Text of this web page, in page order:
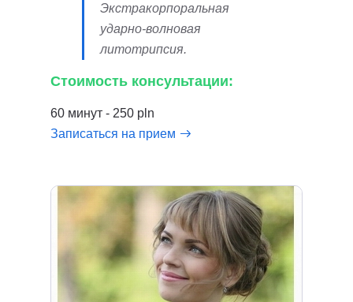
Экстракорпоральная
ударно-волновая
литотрипсия.
Стоимость консультации:
60 минут - 250 pln
Записаться на прием